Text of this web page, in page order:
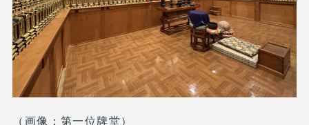
（画像：第一位牌堂）